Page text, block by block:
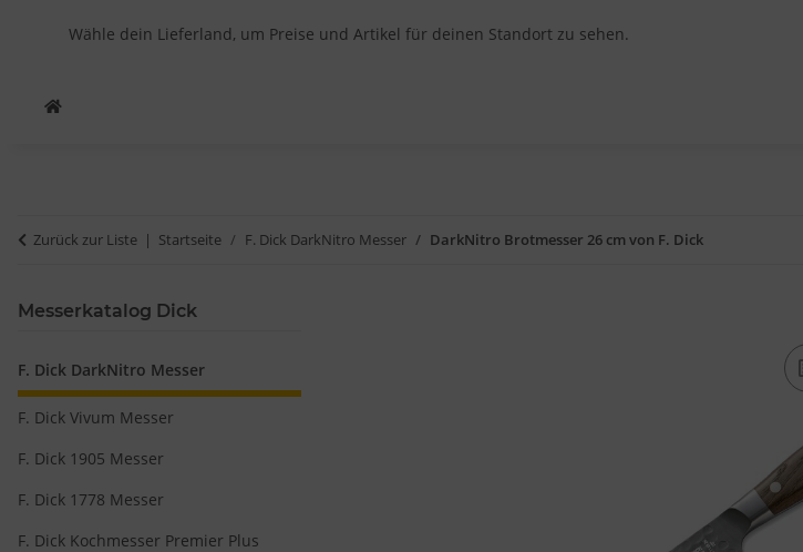
Wähle dein Lieferland, um Preise und Artikel für deinen Standort zu sehen.
Zurück zur Liste Startseite F. Dick DarkNitro Messer DarkNitro Brotmesser 26 cm von F. Dick
Messerkatalog Dick
F. Dick DarkNitro Messer
F. Dick Vivum Messer
F. Dick 1905 Messer
F. Dick 1778 Messer
F. Dick Kochmesser Premier Plus